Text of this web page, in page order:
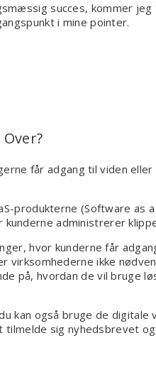
succes, kommer jeg
i mine pointer.
får adgang til viden
produkterne (Software as
kunderne administrerer
hvor kunderne får
virksomhederne ikke
på, hvordan de vil bruge
kan også bruge de
sig nyhedsbrevet